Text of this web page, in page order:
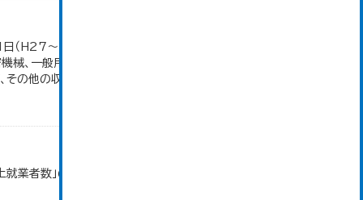
（H27～）・平成23年のみ平成24年2月1日現
、一般用機械の分類は廃止。また、衣服は繊維
の他の収入額の合計。...
者数」のデータを参照しています。